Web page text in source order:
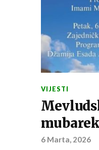
VIJESTI
6 Marta, 2026